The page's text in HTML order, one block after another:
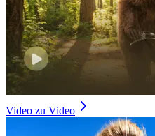
Video zu Video